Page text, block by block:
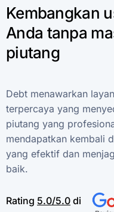
Kembangkan
Anda tanpa
piutang
Debt menawarkan
terpercaya yang
piutang yang
mendapatkan kembali
yang efektif dan
baik.
Rating 5.0/5.0 di